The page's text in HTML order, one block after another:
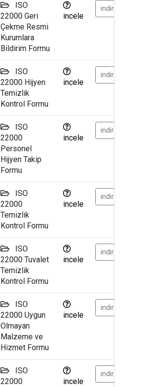
ISO
22000 Geri
Çekme Resmi
Kurumlara
Bildirim Formu
incele
indir
ISO
22000 Hijyen
Temizlik
Kontrol Formu
incele
indir
ISO
22000
Personel
Hijyen Takip
Formu
incele
indir
ISO
22000
Temizlik
Kontrol Formu
incele
indir
ISO
22000 Tuvalet
Temizlik
Kontrol Formu
incele
indir
ISO
22000 Uygun
Olmayan
Malzeme ve
Hizmet Formu
incele
indir
ISO
22000
incele
indir